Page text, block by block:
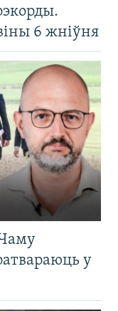
6 жніўня
у